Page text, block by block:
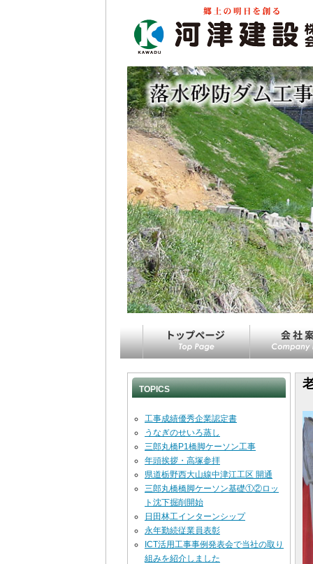
コンテンツへスキップ
TOPICS
工事成績優秀企業認定書
うなぎのせいろ蒸し
三郎丸橋P1橋脚ケーソン工事
年頭挨拶・高塚参拝
県道栃野西大山線中津江工区 開通
三郎丸橋橋脚ケーソン基礎①②ロッ
ト沈下掘削開始
日田林工インターンシップ
永年勤続従業員表彰
ICT活用工事事例発表会で当社の取り
組みを紹介しました